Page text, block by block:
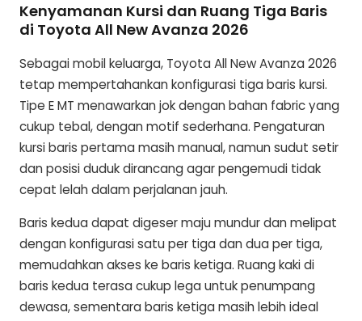
Kenyamanan Kursi dan Ruang Tiga Baris
di Toyota All New Avanza 2026
Sebagai mobil keluarga, Toyota All New Avanza 2026
tetap mempertahankan konfigurasi tiga baris kursi.
Tipe E MT menawarkan jok dengan bahan fabric yang
cukup tebal, dengan motif sederhana. Pengaturan
kursi baris pertama masih manual, namun sudut setir
dan posisi duduk dirancang agar pengemudi tidak
cepat lelah dalam perjalanan jauh.
Baris kedua dapat digeser maju mundur dan melipat
dengan konfigurasi satu per tiga dan dua per tiga,
memudahkan akses ke baris ketiga. Ruang kaki di
baris kedua terasa cukup lega untuk penumpang
dewasa, sementara baris ketiga masih lebih ideal